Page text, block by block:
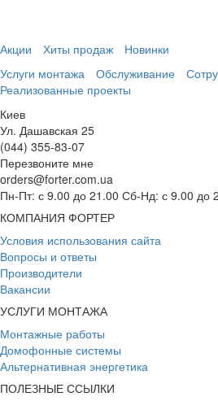
Акции Хиты продаж
Новинки
Услуги монтажа
Обслуживание
Реализованные проекты
Киев
Ул. Дашавская 25
(044) 355-83-07
Перезвоните мне
orders@forter.com.ua
Пн-Пт: с 9.00 до 21.00 Сб-Нд: с 9.00 до
КОМПАНИЯ ФОРТЕР
Условия использования сайта
Вопросы и ответы
Производители
Вакансии
УСЛУГИ МОНТАЖА
Монтажные работы
Домофонные системы
Альтернативная энергетика
ПОЛЕЗНЫЕ ССЫЛКИ